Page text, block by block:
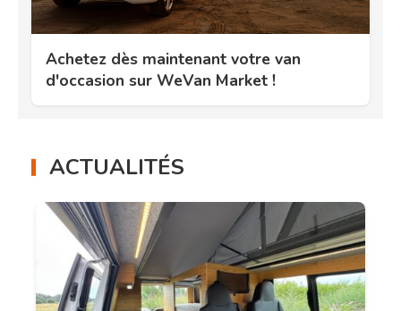
Achetez dès maintenant votre van
d'occasion sur WeVan Market !
ACTUALITÉS